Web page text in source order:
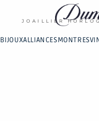
JOAILLIER
BIJOUXALLIANCESMONTRES